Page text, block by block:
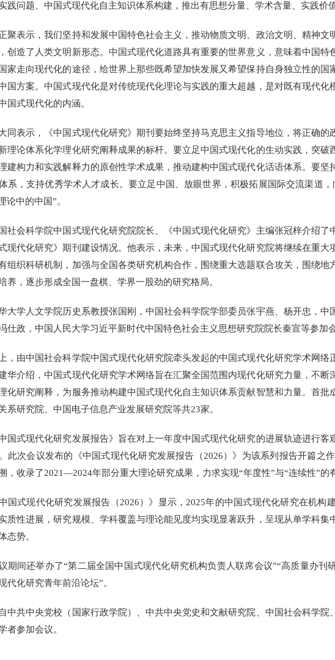
践问题、中国式现代化自主知识体系构建，推出有思想分量、学术含量、实践价
表示，我们坚持和发展中国特色社会主义，推动物质文明、政治文明、精神文
创造了人类文明新形态。中国式现代化道路具有重要的世界意义，意味着中国
家走向现代化的途径，给世界上那些既希望加快发展又希望保持自身独立性的
国方案。中国式现代化是对传统现代化理论与实践的重大超越，是对既有现代
国式现代化的内涵。
表示，《中国式现代化研究》期刊要始终坚持马克思主义指导地位，将正确的
理论体系化学理化研究阐释成果的标杆。要立足中国式现代化的生动实践，突
建构力和实践解释力的原创性学术成果，推动建构中国式现代化话语体系。要
系，支持优秀学术人才成长。要立足中国、放眼世界，积极拓展国际交流渠道
论中的中国”。
会科学院中国式现代化研究院院长、《中国式现代化研究》主编张冠梓介绍了
式现代化研究》期刊建设情况。他表示，未来，中国式现代化研究院将继续在重
组织科研机制，加强与全国各类研究机构合作，围绕重大选题联合攻关，围绕
养，逐步形成全国一盘棋、学界一股劲的研究格局。
学人文学院历史系教授张国刚，中国社会科学院学部委员张宇燕、杨开忠，中
仕政，中国人民大学习近平新时代中国特色社会主义思想研究院院长秦宣等参加
由中国社会科学院中国式现代化研究院牵头发起的中国式现代化研究学术网络
华介绍，中国式现代化研究学术网络旨在汇聚全国范围内现代化研究力量，不
化研究阐释，为服务推动构建中国式现代化自主知识体系贡献智慧和力量。首
系研究院、中国电子信息产业发展研究院等共23家。
式现代化研究发展报告》旨在对上一年度中国式现代化研究的进展轨迹进行客
此次会议发布的《中国式现代化研究发展报告（2026）》为该系列报告开篇之
，收录了2021—2024年部分重大理论研究成果，力求实现“年度性”与“连续性”的
式现代化研究发展报告（2026）》显示，2025年的中国式现代化研究在机构
质性进展，研究规模、学科覆盖与理论能见度均实现显著跃升，呈现从单学科
态势。
间还举办了“第二届全国中国式现代化研究机构负责人联席会议”“高质量办刊
代化研究青年前沿论坛”。
共中央党校（国家行政学院）、中共中央党史和文献研究院、中国社会科学院
者参加会议。